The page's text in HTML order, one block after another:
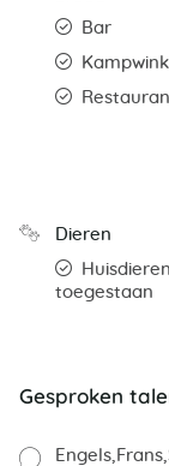
Bar
Dieren
Huisdieren
toegestaan
Gesproken
Engels Frans